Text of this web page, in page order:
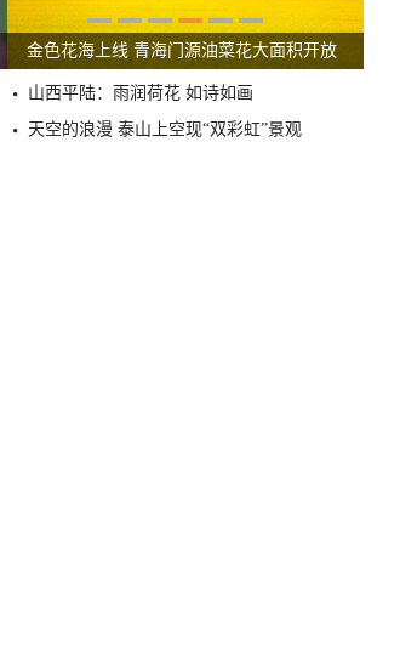
金色花海上线 青海门源油菜花大面积开放
山西平陆：雨润荷花 如诗如画
天空的浪漫 泰山上空现“双彩虹”景观